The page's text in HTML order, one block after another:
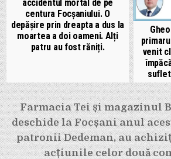
accidentul mortal de pe
centura Focșaniului. O
depășire prin dreapta a dus la
moartea a doi oameni. Alți
patru au fost răniți.
venit
Navigare
în
articole
Farmacia Tei și magazinul
deschide la Focșani anul
patronii Dedeman, au
acțiunile celor două